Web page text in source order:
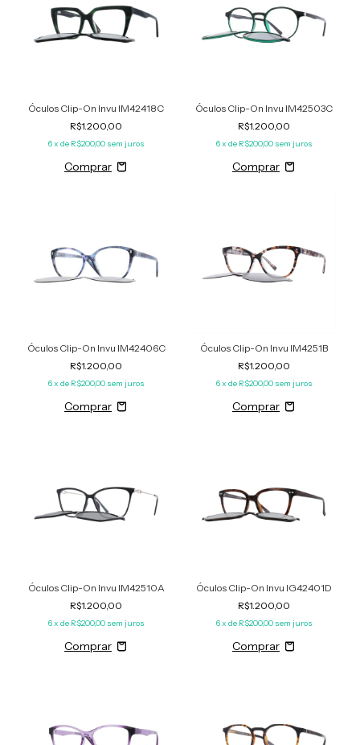
Óculos Clip-On Invu IM42418C
R$1.200,00
6x de R$200,00 sem juros
Óculos Clip-On Invu IM42503C
R$1.200,00
6x de R$200,00 sem juros
Óculos Clip-On Invu IM42406C
R$1.200,00
6x de R$200,00 sem juros
Óculos Clip-On Invu IM4251B
R$1.200,00
6x de R$200,00 sem juros
Óculos Clip-On Invu IM42510A
R$1.200,00
6x de R$200,00 sem juros
Óculos Clip-On Invu IG42401D
R$1.200,00
6x de R$200,00 sem juros